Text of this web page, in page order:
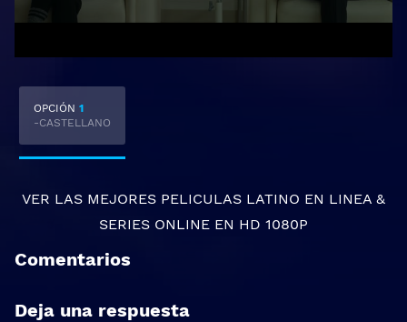
OPCIÓN 1
-CASTELLANO
VER LAS MEJORES PELICULAS LATINO EN LINEA &
SERIES ONLINE EN HD 1080P
Comentarios
Deja una respuesta